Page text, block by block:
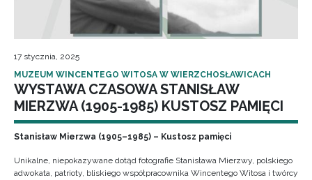
17 stycznia, 2025
MUZEUM WINCENTEGO WITOSA W WIERZCHOSŁAWICACH
WYSTAWA CZASOWA STANISŁAW
MIERZWA (1905-1985) KUSTOSZ PAMIĘCI
Stanisław Mierzwa (1905–1985) – Kustosz pamięci
Unikalne, niepokazywane dotąd fotografie Stanisława Mierzwy, polskiego
adwokata, patrioty, bliskiego współpracownika Wincentego Witosa i twórcy